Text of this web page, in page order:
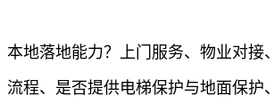
本地落地能力？上门服务、物业对接
流程、是否提供电梯保护与地面保护